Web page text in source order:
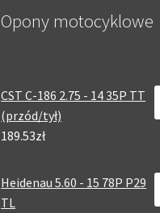
Opony motocyklowe
CST C-186 2.75 - 14 35P TT
(przód/tył)
189.53zł
Heidenau 5.60 - 15 78P P29
TL